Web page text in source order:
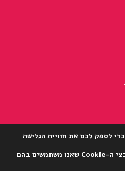
אנו משתמשים בקובצי Cookie כדי לספק לכם את חוויית הגלישה
תוכלו למצוא מידע נוסף על קובצי ה-Cookie שאנו משתמשים בהם